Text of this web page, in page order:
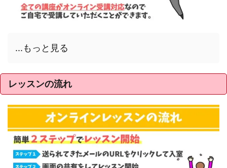
...もっと見る
レッスンの流れ